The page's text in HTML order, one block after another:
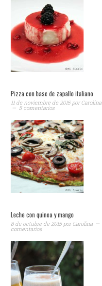
Pizza con base de zapallo italiano
11 de noviembre de 2015porCarolina
5 comentarios
Leche con quinoa y mango
8 de octubre de 2015porCarolina
comentarios